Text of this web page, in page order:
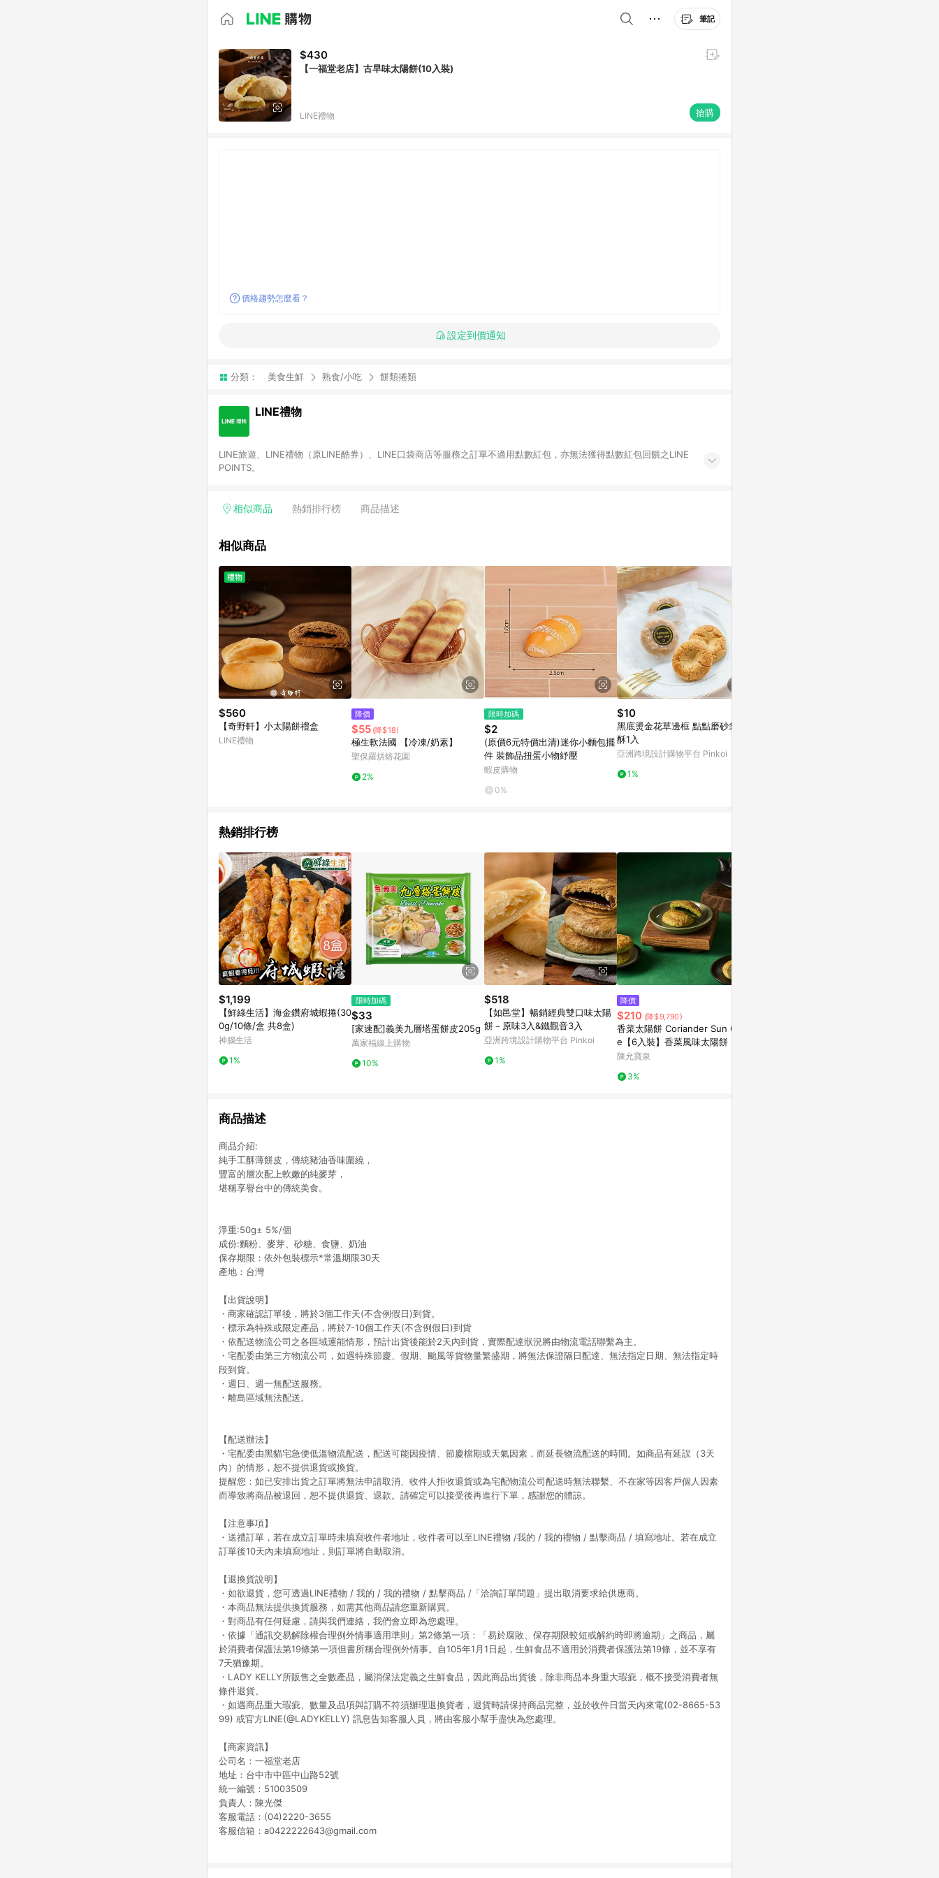
筆記
$430
【一福堂老店】古早味太陽餅(10入裝)
LINE禮物 搶購
價格趨勢怎麼看？
設定到價通知
分類： 美食生鮮 熟食/小吃 餅類捲類
LINE禮物
LINE旅遊、LINE禮物（原LINE酷券）、LINE口袋商店等服務之訂單不適用點數紅包，亦無法獲得點數紅包回饋之LINE
POINTS。
相似商品 熱銷排行榜 商品描述
相似商品
$560
【奇野軒】小太陽餅禮盒
LINE禮物
降價
$55 (降$18)
極生軟法國 【冷凍/奶素】
聖保羅烘焙花園
2%
限時加碼
$2
(原價6元特價出清)迷你小麵包擺
件 裝飾品扭蛋小物紓壓
蝦皮購物
0%
$10
黑底燙金花草邊框 點點磨砂袋 桃
酥1入
亞洲跨境設計購物平台 Pinkoi
1%
熱銷排行榜
$1,199
【鮮綠生活】海金鑽府城蝦捲(30
0g/10條/盒 共8盒)
神腦生活
1%
限時加碼
$33
[家速配]義美九層塔蛋餅皮205g
萬家福線上購物
10%
$518
【如邑堂】暢銷經典雙口味太陽
餅－原味3入&鐵觀音3入
亞洲跨境設計購物平台 Pinkoi
1%
降價
$210 (降$9,790)
香菜太陽餅 Coriander Sun Cak
e【6入裝】香菜風味太陽餅｜淡
雅草本香氣，風味清爽不膩
陳允寶泉
3%
商品描述
商品介紹:
純手工酥薄餅皮，傳統豬油香味圍繞，
豐富的層次配上軟嫩的純麥芽，
堪稱享譽台中的傳統美食。
淨重:50g± 5%/個
成份:麵粉、麥芽、砂糖、食鹽、奶油
保存期限：依外包裝標示*常溫期限30天
產地：台灣
【出貨說明】
・商家確認訂單後，將於3個工作天(不含例假日)到貨。
・標示為特殊或限定產品，將於7-10個工作天(不含例假日)到貨
・依配送物流公司之各區域運能情形，預計出貨後能於2天內到貨，實際配達狀況將由物流電話聯繫為主。
・宅配委由第三方物流公司，如遇特殊節慶、假期、颱風等貨物量繁盛期，將無法保證隔日配達、無法指定日期、無法指定時
段到貨。
・週日、週一無配送服務。
・離島區域無法配送。
【配送辦法】
・宅配委由黑貓宅急便低溫物流配送，配送可能因疫情、節慶檔期或天氣因素，而延長物流配送的時間。如商品有延誤（3天
內）的情形，恕不提供退貨或換貨。
提醒您：如已安排出貨之訂單將無法申請取消、收件人拒收退貨或為宅配物流公司配送時無法聯繫、不在家等因客戶個人因素
而導致將商品被退回，恕不提供退貨、退款。請確定可以接受後再進行下單，感謝您的體諒。
【注意事項】
・送禮訂單，若在成立訂單時未填寫收件者地址，收件者可以至LINE禮物 /我的 / 我的禮物 / 點擊商品 / 填寫地址。若在成立
訂單後10天內未填寫地址，則訂單將自動取消。
【退換貨說明】
・如欲退貨，您可透過LINE禮物 / 我的 / 我的禮物 / 點擊商品 /「洽詢訂單問題」提出取消要求給供應商。
・本商品無法提供換貨服務，如需其他商品請您重新購買。
・對商品有任何疑慮，請與我們連絡，我們會立即為您處理。
・依據「通訊交易解除權合理例外情事適用準則」第2條第一項：「易於腐敗、保存期限較短或解約時即將逾期」之商品，屬
於消費者保護法第19條第一項但書所稱合理例外情事。自105年1月1日起，生鮮食品不適用於消費者保護法第19條，並不享有
7天猶豫期。
・LADY KELLY所販售之全數產品，屬消保法定義之生鮮食品，因此商品出貨後，除非商品本身重大瑕疵，概不接受消費者無
條件退貨。
・如遇商品重大瑕疵、數量及品項與訂購不符須辦理退換貨者，退貨時請保持商品完整，並於收件日當天內來電(02-8665-53
99) 或官方LINE(@LADYKELLY) 訊息告知客服人員，將由客服小幫手盡快為您處理。
【商家資訊】
公司名：一福堂老店
地址：台中市中區中山路52號
統一編號：51003509
負責人：陳光傑
客服電話：(04)2220-3655
客服信箱：a0422222643@gmail.com